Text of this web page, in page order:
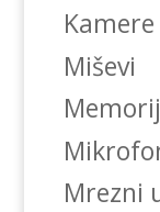
Kamere
Miševi
Mrezni